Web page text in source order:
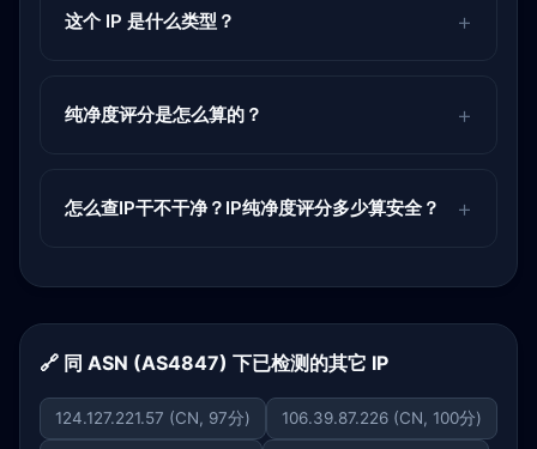
这个 IP 是什么类型？
纯净度评分是怎么算的？
怎么查IP干不干净？IP纯净度评分多少算安全？
🔗 同 ASN (AS4847) 下已检测的其它 IP
124.127.221.57 (CN, 97分) 106.39.87.226 (CN, 100分)